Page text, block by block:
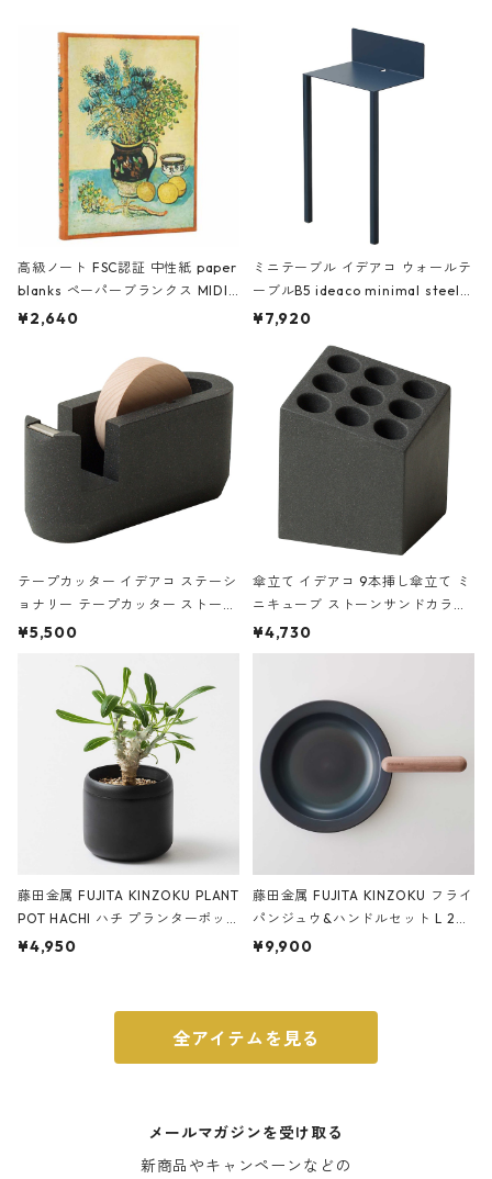
高級ノート FSC認証 中性紙 paper
blanks ペーパーブランクス MIDI
ハードカバー 罫線 ヴァン・ゴッホ
¥2,640
ミニテーブル イデアコ ウォールテ
ーブルB5 ideaco minimal steel f
urniture WALL Table B5 ネイビー
¥7,920
テープカッター イデアコ ステーシ
ョナリー テープカッター ストーン
サンドカラー 石調 ideaco Station
¥5,500
傘立て イデアコ 9本挿し傘立て ミ
ニキューブ ストーンサンドカラー
石調 ideaco Umbrella Stand CUB
E ストーンサンドブラック
¥4,730
藤田金属 FUJITA KINZOKU PLANT
POT HACHI ハチ プランターポッ
ト 3号 ブラック
¥4,950
藤田金属 FUJITA KINZOKU フライ
パンジュウ&ハンドルセット L 24c
m ガス火・IH対応 鉄フライパン
¥9,900
全アイテムを見る
メールマガジンを受け取る
新商品やキャンペーンなどの